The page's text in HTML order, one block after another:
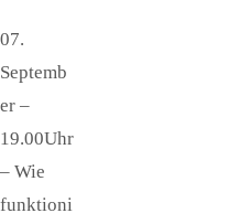
07.
Septemb
er –
19.00Uhr
– Wie
funktioni